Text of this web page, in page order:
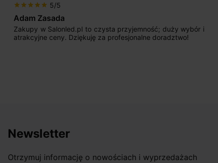
star star star star star 5/5
Adam Zasada
Zakupy w Salonled.pl to czysta przyjemność; duży wybór i
atrakcyjne ceny. Dziękuję za profesjonalne doradztwo!
Newsletter
Otrzymuj informację o nowościach i wyprzedażach